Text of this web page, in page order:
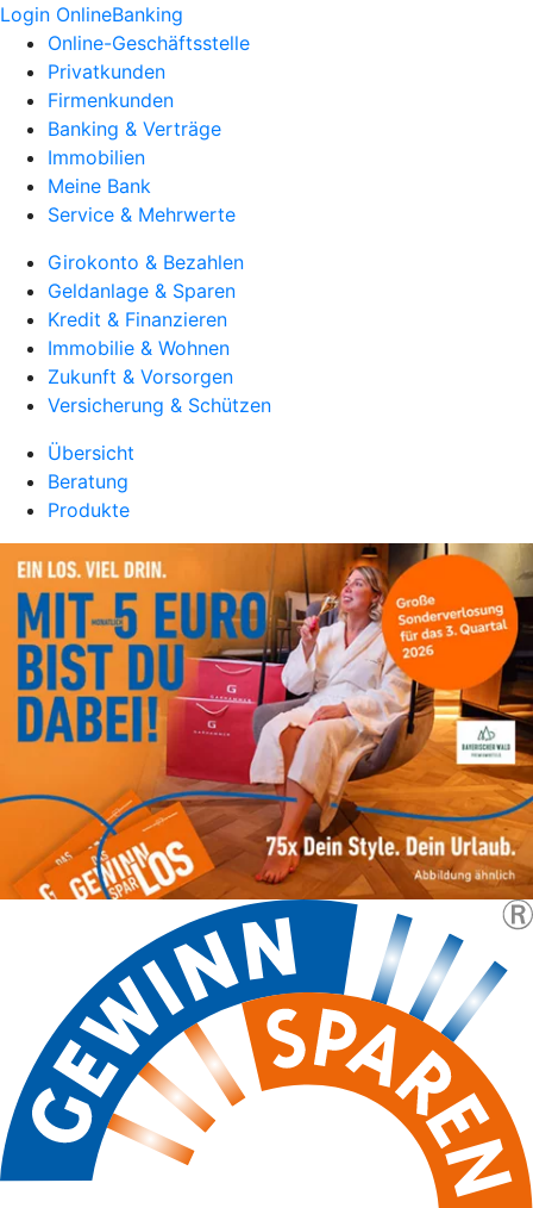
Login OnlineBanking
Online-Geschäftsstelle
Privatkunden
Firmenkunden
Banking & Verträge
Immobilien
Meine Bank
Service & Mehrwerte
Girokonto & Bezahlen
Geldanlage & Sparen
Kredit & Finanzieren
Immobilie & Wohnen
Zukunft & Vorsorgen
Versicherung & Schützen
Übersicht
Beratung
Produkte